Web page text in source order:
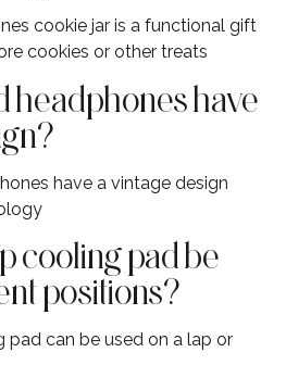
cookie jar is a functional gift
cookies or other treats
headphones have
have a vintage design
cooling pad be
positions?
pad can be used on a lap or